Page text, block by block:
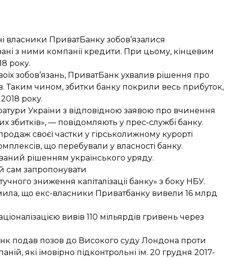
власники ПриватБанку зобов’язалися
з ними компанії кредити. При цьому, кінцевим
року.
зобов’язань, ПриватБанк ухвалив рішення про
Таким чином, збитки банку покрили весь прибуток,
року.
України з відповідною заявою про вчинення
— повідомляють у прес-службі банку.
своєї частки у гірськолижному курорті
що перебували у власності банку.
рішенням українського уряду.
запропонувати
зниження капіталізації банку» з боку НБУ.
що екс-власники Приватбанку вивели 16 млрд
вивів 110 мільярдів гривень через
подав позов до Високого суду Лондона проти
які імовірно підконтрольні їм. 20 грудня 2017-